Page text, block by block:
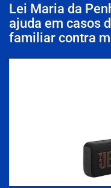
Lei Maria da
ajuda em casos
familiar contra